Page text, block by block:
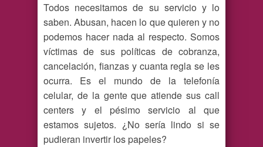
Todos necesitamos de su servicio y lo
saben. Abusan, hacen lo que quieren y no
podemos hacer nada al respecto. Somos
víctimas de sus políticas de cobranza,
cancelación, fianzas y cuanta regla se les
ocurra. Es el mundo de la telefonía
celular, de la gente que atiende sus call
centers y el pésimo servicio al que
estamos sujetos. ¿No sería lindo si se
pudieran invertir los papeles?